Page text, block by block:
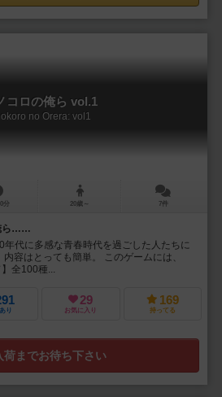
コロの俺ら vol.1
no Orera: vol1
分 20歳～ 7件
ら……
年代に多感な青春時代を過ごした人たちに
容はとっても簡単。 このゲームには、
全100種...
り
29
お気に入り
169
持ってる
荷までお待ち下さい